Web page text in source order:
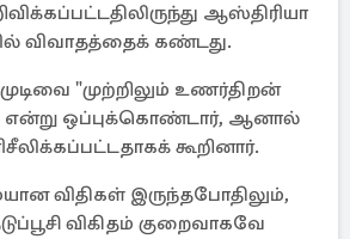
ஆஸ்திரியா
விவாதத்தைக் கண்டது.
"முற்றிலும் உணர்திறன்
என்று ஒப்புக்கொண்டார், ஆனால்
கூறினார்.
விதிகள் இருந்தபோதிலும்,
விகிதம் குறைவாகவே